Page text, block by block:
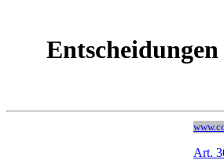
Art.